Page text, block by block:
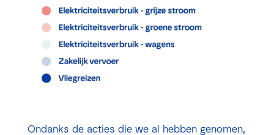
Ondanks de acties die we al hebben genomen,